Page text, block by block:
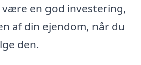
en god investering,
af din ejendom, når du
den.